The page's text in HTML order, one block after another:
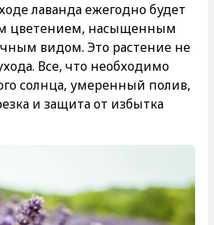
лаванда ежегодно будет
цветением, насыщенным
видом. Это растение не
Все, что необходимо
солнца, умеренный полив,
и защита от избытка